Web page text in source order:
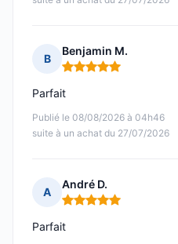
B
Benjamin M.
Note : 5 sur 5
Publié le 08/08/2026 à 04h46
suite à un achat du 27/07/2026
Parfait
A
André D.
Note : 5 sur 5
Parfait